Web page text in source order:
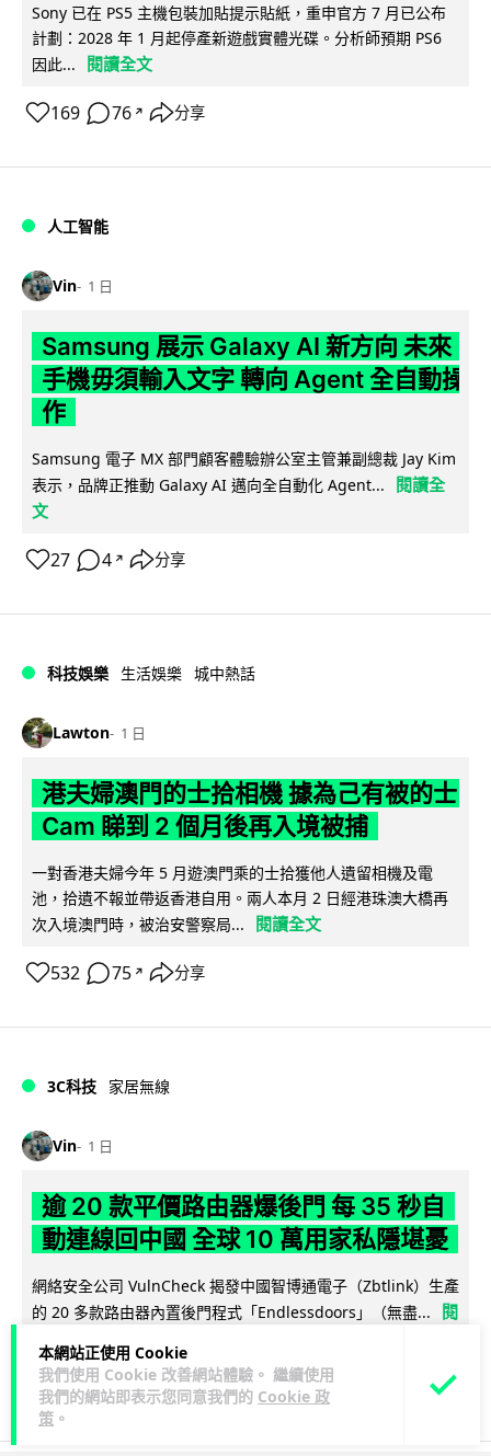
本網站正使用 Cookie
我們使用 Cookie 改善網站體驗。 繼續使用
我們的網站即表示您同意我們的 Cookie 政
策 。
Sony 已在 PS5 主機包裝加貼提示貼紙，重申官方 7 月已公布
計劃：2028 年 1 月起停產新遊戲實體光碟。分析師預期 PS6
因此...
閱讀全文
169 76 ↗ 分享
人工智能
Vin 1 日
Samsung 展示 Galaxy AI 新方向 未來
手機毋須輸入文字 轉向 Agent 全自動操
作
Samsung 電子 MX 部門顧客體驗辦公室主管兼副總裁 Jay Kim
表示，品牌正推動 Galaxy AI 邁向全自動化 Agent...
閱讀全
文
27 4 ↗ 分享
科技娛樂 生活娛樂 城中熱話
Lawton 1 日
港夫婦澳門的士拾相機 據為己有被的士
Cam 睇到 2 個月後再入境被捕
一對香港夫婦今年 5 月遊澳門乘的士拾獲他人遺留相機及電
池，拾遺不報並帶返香港自用。兩人本月 2 日經港珠澳大橋再
次入境澳門時，被治安警察局...
閱讀全文
532 75 ↗ 分享
3C科技 家居無線
Vin 1 日
逾 20 款平價路由器爆後門 每 35 秒自
動連線回中國 全球 10 萬用家私隱堪憂
網絡安全公司 VulnCheck 揭發中國智博通電子（Zbtlink）生產
的 20 多款路由器內置後門程式「Endlessdoors」（無盡...
閱
964 221↗ 分享